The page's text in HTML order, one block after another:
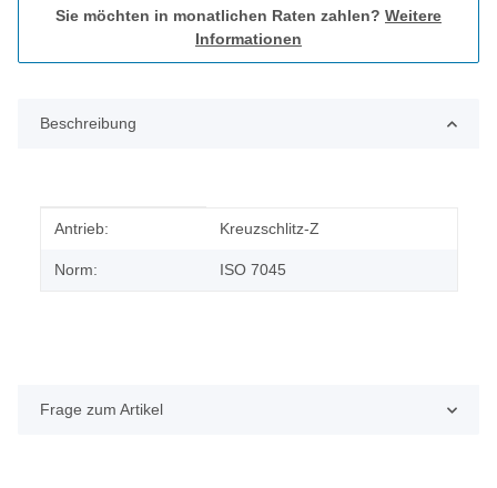
Sie möchten in monatlichen Raten zahlen? Weitere
Informationen
Beschreibung
Produkteigenschaft
Wert
Antrieb: Kreuzschlitz-Z
Norm: ISO 7045
Frage zum Artikel